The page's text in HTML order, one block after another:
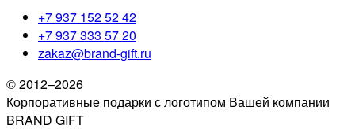
+7 937 152 52 42
+7 937 333 57 20
zakaz@brand-gift.ru
© 2012–2026
Корпоративные подарки с логотипом Вашей компании
BRAND GIFT